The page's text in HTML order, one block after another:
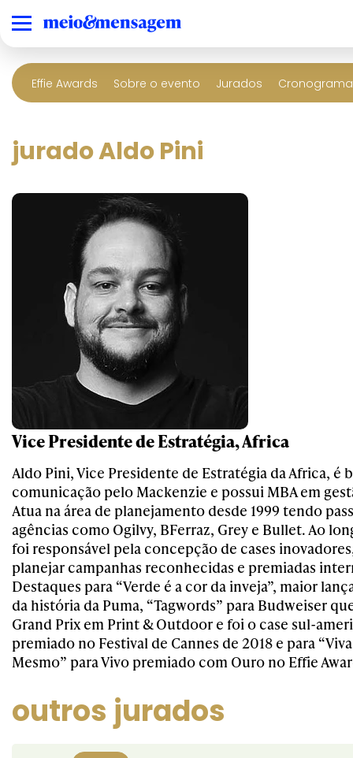
Effie Awards Sobre o evento Jurados
jurado Aldo Pini
Vice Presidente de Estratégia, Africa
Aldo Pini, Vice Presidente de Estratégia da Africa, é
comunicação pelo Mackenzie e possui MBA em
Atua na área de planejamento desde 1999 tendo
agências como Ogilvy, BFerraz, Grey e Bullet. Ao
foi responsável pela concepção de cases
planejar campanhas reconhecidas e premiadas
Destaques para “Verde é a cor da inveja”, maior
da história da Puma, “Tagwords” para Budweiser
Grand Prix em Print & Outdoor e foi o case sul-
premiado no Festival de Cannes de 2018 e para
Mesmo” para Vivo premiado com Ouro no Effie
outros jurados